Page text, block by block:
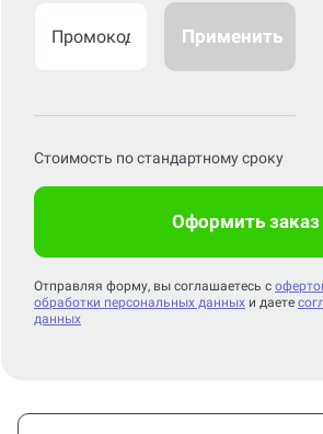
Применить
Стоимость по стандартному сроку
Оформить заказ
Отправляя форму, вы соглашаетесь с
обработки персональных данных и даете
данных